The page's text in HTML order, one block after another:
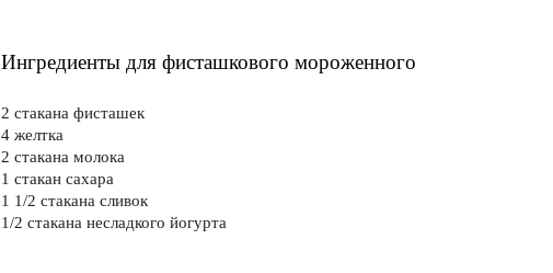
Ингредиенты для фисташкового мороженного
2 стакана фисташек
4 желтка
2 стакана молока
1 стакан сахара
1 1/2 стакана сливок
1/2 стакана несладкого йогурта